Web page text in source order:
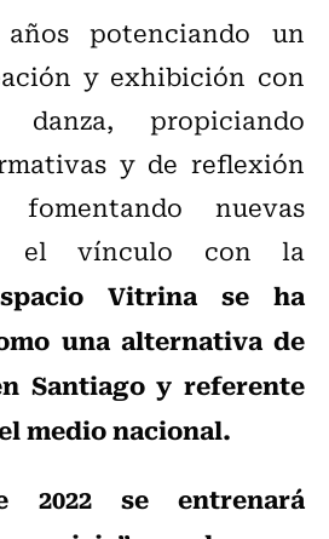
potenciando un
y exhibición con
propiciando
y de reflexión
fomentando nuevas
el vínculo con la
Vitrina se ha
una alternativa de
Santiago y referente
medio nacional.
2022 se entrenará